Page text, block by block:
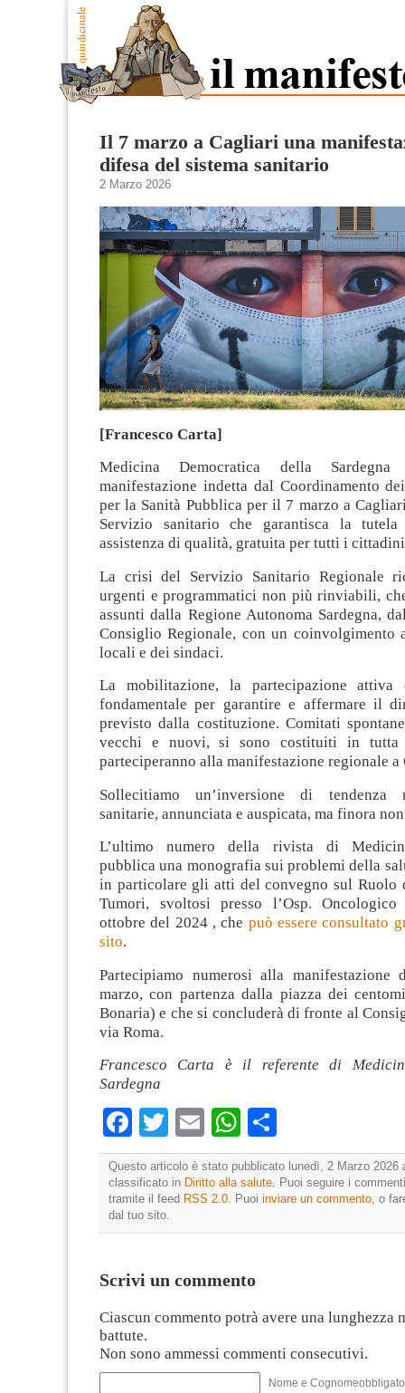
Il 7 marzo a Cagliari una
difesa del sistema sanitario
2 Marzo 2026
[Francesco Carta]
Medicina Democratica della
manifestazione indetta dal Coordinamento
per la Sanità Pubblica per il 7 marzo a
Servizio sanitario che garantisca la
assistenza di qualità, gratuita per tutti i
La crisi del Servizio Sanitario Regionale
urgenti e programmatici non più rinviabili,
assunti dalla Regione Autonoma Sardegna,
Consiglio Regionale, con un coinvolgimento
locali e dei sindaci.
La mobilitazione, la partecipazione
fondamentale per garantire e affermare il
previsto dalla costituzione. Comitati
vecchi e nuovi, si sono costituiti in tutta
parteciperanno alla manifestazione regionale a
Sollecitiamo un’inversione di tendenza
sanitarie, annunciata e auspicata, ma finora
L’ultimo numero della rivista di
pubblica una monografia sui problemi della
in particolare gli atti del convegno sul Ruolo
Tumori, svoltosi presso l’Osp.
ottobre del 2024 , che può essere consultato
sito.
Partecipiamo numerosi alla
marzo, con partenza dalla piazza dei
Bonaria) e che si concluderà di fronte al
via Roma.
Francesco Carta è il referente di
Sardegna
Facebook
TwitterEmailWhatsApp
Questo articolo è stato pubblicato lunedì, 2 Marzo 2026
classificato in Diritto alla salute. Puoi seguire i
tramite il feed RSS 2.0. Puoi inviare un commento, o
dal tuo sito.
Scrivi un commento
Ciascun commento potrà avere una lunghezza
battute.
Non sono ammessi commenti consecutivi.
Nome e